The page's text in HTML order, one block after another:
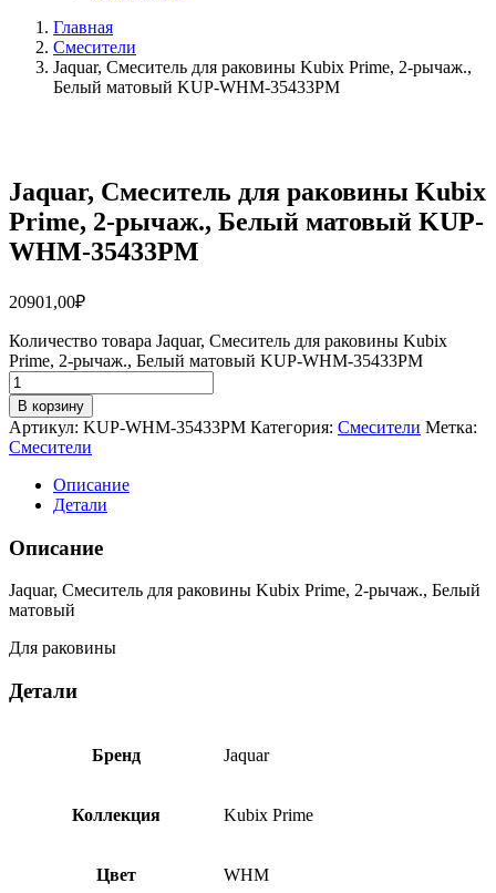
Главная
Смесители
Jaquar, Смеситель для раковины Kubix Prime, 2-рычаж.,
Белый матовый KUP-WHM-35433PM
Jaquar, Смеситель для раковины Kubix
Prime, 2-рычаж., Белый матовый KUP-
WHM-35433PM
20901,00₽
Количество товара Jaquar, Смеситель для раковины Kubix
Prime, 2-рычаж., Белый матовый KUP-WHM-35433PM
В корзину
Артикул: KUP-WHM-35433PM Категория: Смесители Метка:
Смесители
Описание
Детали
Описание
Jaquar, Смеситель для раковины Kubix Prime, 2-рычаж., Белый
матовый
Для раковины
Детали
Бренд Jaquar
Коллекция Kubix Prime
Цвет WHM